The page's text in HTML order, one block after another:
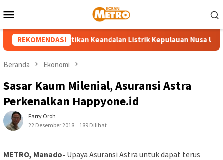
ke
Mobile
REKOMENDASI
Tahuna Pastikan Keandalan Listrik Kepulauan Nusa Utara
Beranda Ekonomi
Sasar Kaum Milenial, Asuransi Astra
Perkenalkan Happyone.id
Farry Oroh
22 Desember 2018
189 Dilihat
METRO, Manado- Upaya Asuransi Astra untuk dapat terus